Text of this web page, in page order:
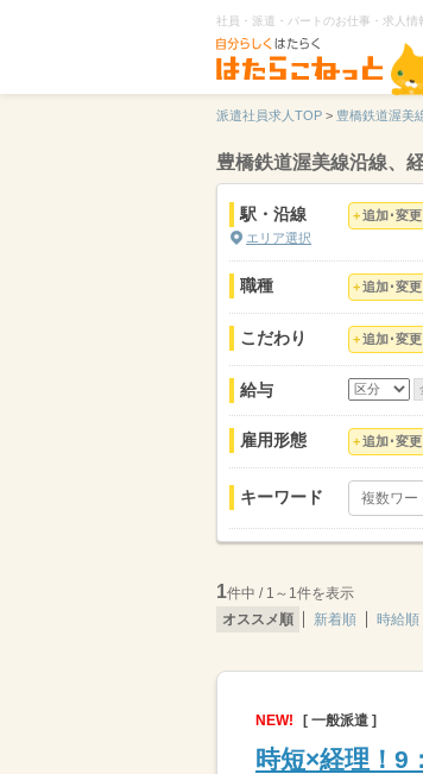
社員・派遣・パートのお仕事・求人情
派遣社員求人TOP > 豊橋鉄道渥美
豊橋鉄道渥美線沿線、
駅・沿線
エリア選択
追加･変更
職種 追加･変更
こだわり 追加･変更
給与
雇用形態 追加･変更
キーワード
1件中 / 1～1件を表示
オススメ順
新着順 時給順
NEW! [ 一般派遣 ]
時短×経理！9